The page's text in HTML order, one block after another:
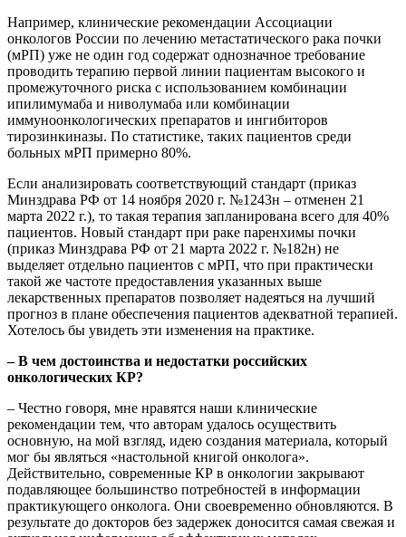
Например, клинические рекомендации Ассоциации
онкологов России по лечению метастатического рака почки
(мРП) уже не один год содержат однозначное требование
проводить терапию первой линии пациентам высокого и
промежуточного риска с использованием комбинации
ипилимумаба и ниволумаба или комбинации
иммуноонкологических препаратов и ингибиторов
тирозинкиназы. По статистике, таких пациентов среди
больных мРП примерно 80%.
Если анализировать соответствующий стандарт (приказ
Минздрава РФ от 14 ноября 2020 г. №1243н – отменен 21
марта 2022 г.), то такая терапия запланирована всего для 40%
пациентов. Новый стандарт при раке паренхимы почки
(приказ Минздрава РФ от 21 марта 2022 г. №182н) не
выделяет отдельно пациентов с мРП, что при практически
такой же частоте предоставления указанных выше
лекарственных препаратов позволяет надеяться на лучший
прогноз в плане обеспечения пациентов адекватной терапией.
Хотелось бы увидеть эти изменения на практике.
– В чем достоинства и недостатки российских
онкологических КР?
– Честно говоря, мне нравятся наши клинические
рекомендации тем, что авторам удалось осуществить
основную, на мой взгляд, идею создания материала, который
мог бы являться «настольной книгой онколога».
Действительно, современные КР в онкологии закрывают
подавляющее большинство потребностей в информации
практикующего онколога. Они своевременно обновляются. В
результате до докторов без задержек доносится самая свежая и